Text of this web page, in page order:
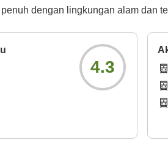
dengan lingkungan alam dan
4.3